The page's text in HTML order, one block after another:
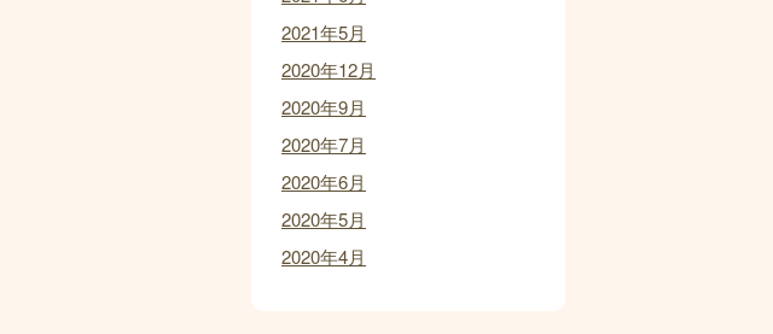
2021年5月
2020年12月
2020年9月
2020年7月
2020年6月
2020年5月
2020年4月